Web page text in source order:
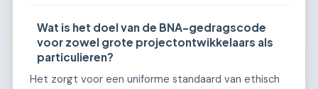
Wat is het doel van de BNA-gedragscode
voor zowel grote projectontwikkelaars als
particulieren?
Het zorgt voor een uniforme standaard van ethisch